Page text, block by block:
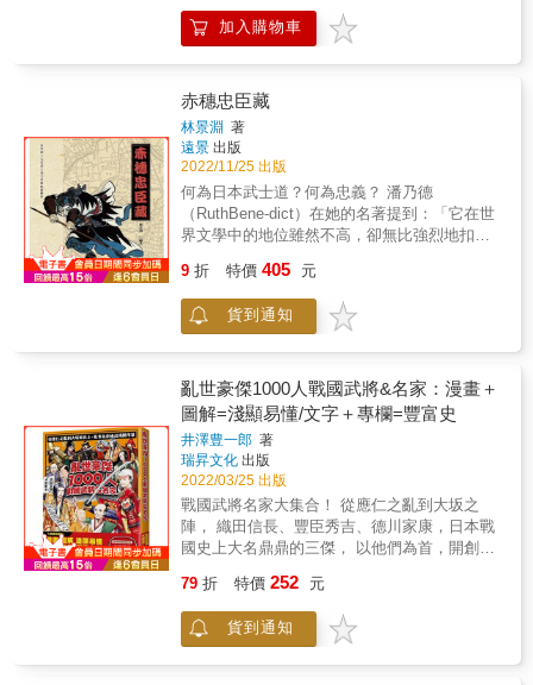
她的來歷，坊間流傳著各種謠言。最廣為人知
的說法是日本戰敗後，她受政府召募加入慰安
行列，後又因機構關閉，只得成為阻街的私
終身，但最後只餘下她痴痴守候的身影，凝結
成橫濱當地永恆的一景。在虛實交錯的傳言之
下，在「真實」與「事實」的渲染之間，瑪麗
小姐活成了橫濱的地標。她的一生，貫穿了橫
濱的現代化歷程；她的凋零，象徵了老橫濱的
逝去。當瑪麗小姐從城市中銷聲匿跡，舊時代
的美好與醜惡也正式宣告落幕，消失於歷史洪
被視為必須排除的不潔存在，瑪麗小姐從城市
黯然淡出，亦揭露了橫濱是如何逐漸失去「戰
後記憶」。透過本書導演兼作者中村高寬的文
變貌。& &
國，又因為過度擴張的野心而捲入戰火，最終
戰敗被打掉重練，重新振興，成為今日的樣
大臣們。在歷史的關鍵時刻，決策者本身的經
驗、膽識和判斷力，才是做出好壞決定的關
鍵。無法抗拒時代與民粹的近衞文麿把日本帶
入日中戰場，也把自己送上黃泉路；全力終止
戰爭的鈴木貫太郎，老驥伏櫪讓日本免於本土
戰爭的生靈塗炭；吉田茂對美國人低頭，是為
了讓日本早日獨立，脫離敗戰陰影；池田勇人
盤點局勢，喊出「所得倍增」，帶領日本重回
強國之列。這些總理大臣的一念改變了歷史，
傑」（木戶孝允、大久保利通和西鄉隆盛）因
各種原因相繼去世，伊藤博文躍上歷史舞台，
從此開啟明治維新下半場的改革工作。經過伊
努力，日本逐漸擺脫昔日的弱國形象，朝日漸
富強的方向前進。但由於「軍部大臣現役武官
制」的施行，日本也悄然步入軍國主義的道
路。 二戰結束後，美國以戰勝國首領之姿控制
日本，一方面穩定當時的日本社會，另一方面
也著手修訂日本憲法，從源頭阻斷日本再次步
入軍國主義的可能。從中可以瞭解，日本戰前
的憲政是自己摸索出來並走向成熟的；而戰後
年底至1957年出現了戰後日本第一次經濟發展
高潮──神武景氣。1956年，日本制定「電力五
年計畫」，進行以電力工業為中心的建設，並
加入購物車
赤穗忠臣藏
林景淵 著
遠景 出版
2022/11/25 出版
何為日本武士道？何為忠義？ 潘乃德
（RuthBene-dict）在她的名著提到：「它在世
界文學中的地位雖然不高，卻無比強烈地扣動
事，不僅知其梗概，而且熟悉其細節。
&hellip;&hellip;」為主公報仇的四十七名武士
&mdash;&mdash;他們之中，有父子、兄弟、
一年之後，堂堂正正為主公淺野長矩復仇，明
知復仇的前方並沒有回頭路&mdash;&mdash;
奉命切腹。 如此壯烈又華美的生命故事，遂印
9 折 特價 405 元
貨到通知
亂世豪傑1000人戰國武將&名家：漫畫＋
圖解=淺顯易懂/文字＋專欄=豐富史
井澤豊一郎 著
瑞昇文化 出版
2022/03/25 出版
戰國武將名家大集合！ 從應仁之亂到大坂之
陣， 織田信長、豐臣秀吉、德川家康，日本戰
國史上大名鼎鼎的三傑， 以他們為首，開創出
他們在電視劇或小說、電玩中大為活躍， 還是
籍籍無名，沉浮於時代的洪流之中？ 快來一起
記住他們，找到你最欣賞的戰國名將！ ★FB知
79 折 特價 252 元
貨到通知